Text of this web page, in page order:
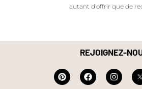
autant d'offrir que de
REJOIGNEZ-